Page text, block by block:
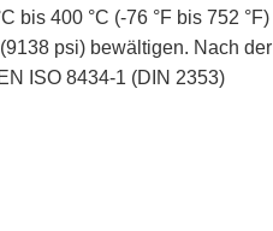
bis 400 °C (-76 °F bis 752 °F)
psi) bewältigen. Nach der
ISO 8434-1 (DIN 2353)